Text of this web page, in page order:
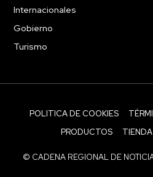
Internacionales
Gobierno
Turismo
POLITICA DE COOKIES
PRODUCTOS
TIENDA
© CADENA REGIONAL DE